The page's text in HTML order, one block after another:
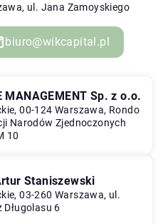
ul. Jana Zamoyskiego
biuro@wikcapital.pl
MANAGEMENT Sp. z o.o.
00-124 Warszawa, Rondo
Narodów Zjednoczonych
10
Staniszewski
03-260 Warszawa, ul.
Długolasu 6